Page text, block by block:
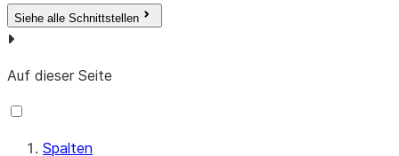
Siehe alle Schnittstellen
Auf dieser Seite
Spalten